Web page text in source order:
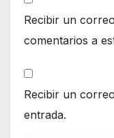
Recibir un
comentarios a
Recibir un
entrada.